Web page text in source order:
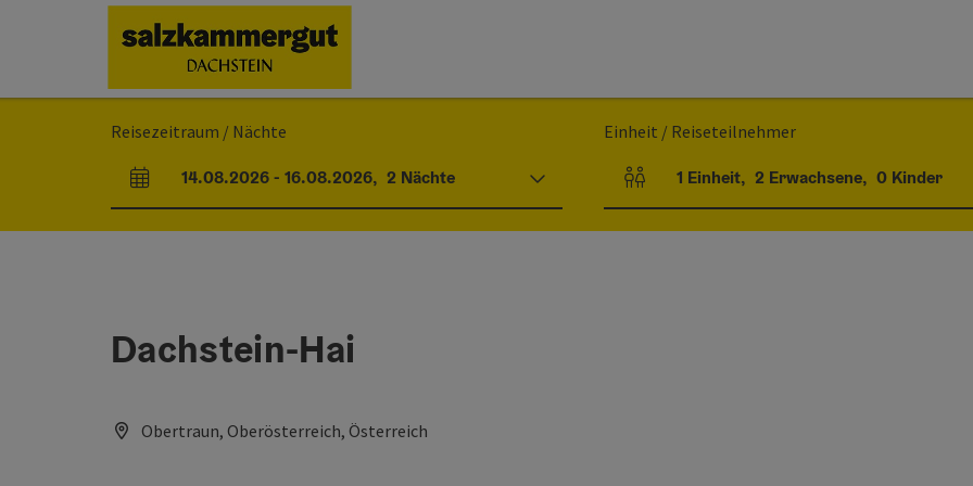
[0]
Zur Navigation[1]
Zum Seitenanfang
Reisezeitraum / Nächte
An- und Abreisefelder
14.08.2026- 16.08.2026, 2 Nächte
Einheit / Reiseteilnehmer
Einheitenanzahl und Personenfelder
1 Einheit, 2 Erwachsene, 0 Kinder
Dachstein-Hai
Obertraun, Oberösterreich, Österreich